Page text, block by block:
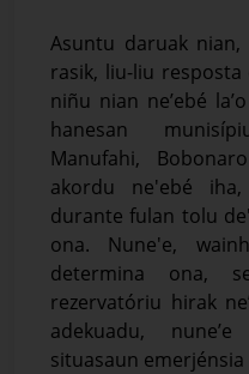
Asuntu daruak
rasik, liu-liu
niñu nian ne’ebé
hanesan
Manufahi,
akordu ne'ebé
durante fulan tolu
ona. Nune'e,
determina ona,
rezervatóriu hirak
adekuadu,
situasaun